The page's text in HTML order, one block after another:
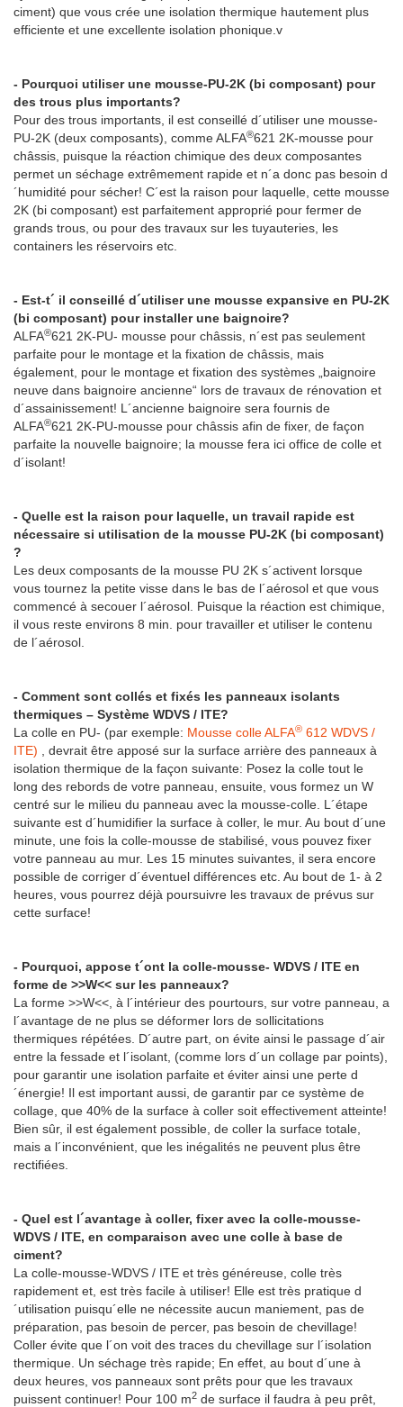
ciment) que vous crée une isolation thermique hautement plus
efficiente et une excellente isolation phonique.v
- Pourquoi utiliser une mousse-PU-2K (bi composant) pour
des trous plus importants?
Pour des trous importants, il est conseillé d´utiliser une mousse-
PU-2K (deux composants), comme ALFA®621 2K-mousse pour
châssis, puisque la réaction chimique des deux composantes
permet un séchage extrêmement rapide et n´a donc pas besoin d
´humidité pour sécher! C´est la raison pour laquelle, cette mousse
2K (bi composant) est parfaitement approprié pour fermer de
grands trous, ou pour des travaux sur les tuyauteries, les
containers les réservoirs etc.
- Est-t´ il conseillé d´utiliser une mousse expansive en PU-2K
(bi composant) pour installer une baignoire?
ALFA®621 2K-PU- mousse pour châssis, n´est pas seulement
parfaite pour le montage et la fixation de châssis, mais
également, pour le montage et fixation des systèmes „baignoire
neuve dans baignoire ancienne“ lors de travaux de rénovation et
d´assainissement! L´ancienne baignoire sera fournis de
ALFA®621 2K-PU-mousse pour châssis afin de fixer, de façon
parfaite la nouvelle baignoire; la mousse fera ici office de colle et
d´isolant!
- Quelle est la raison pour laquelle, un travail rapide est
nécessaire si utilisation de la mousse PU-2K (bi composant)
?
Les deux composants de la mousse PU 2K s´activent lorsque
vous tournez la petite visse dans le bas de l´aérosol et que vous
commencé à secouer l´aérosol. Puisque la réaction est chimique,
il vous reste environs 8 min. pour travailler et utiliser le contenu
de l´aérosol.
- Comment sont collés et fixés les panneaux isolants
thermiques – Système WDVS / ITE?
La colle en PU- (par exemple: Mousse colle ALFA® 612 WDVS /
ITE)
, devrait être apposé sur la surface arrière des panneaux à
isolation thermique de la façon suivante: Posez la colle tout le
long des rebords de votre panneau, ensuite, vous formez un W
centré sur le milieu du panneau avec la mousse-colle. L´étape
suivante est d´humidifier la surface à coller, le mur. Au bout d´une
minute, une fois la colle-mousse de stabilisé, vous pouvez fixer
votre panneau au mur. Les 15 minutes suivantes, il sera encore
possible de corriger d´éventuel différences etc. Au bout de 1- à 2
heures, vous pourrez déjà poursuivre les travaux de prévus sur
cette surface!
- Pourquoi, appose t´ont la colle-mousse- WDVS / ITE en
forme de >>W<< sur les panneaux?
La forme >>W<<, à l´intérieur des pourtours, sur votre panneau, a
l´avantage de ne plus se déformer lors de sollicitations
thermiques répétées. D´autre part, on évite ainsi le passage d´air
entre la fessade et l´isolant, (comme lors d´un collage par points),
pour garantir une isolation parfaite et éviter ainsi une perte d
´énergie! Il est important aussi, de garantir par ce système de
collage, que 40% de la surface à coller soit effectivement atteinte!
Bien sûr, il est également possible, de coller la surface totale,
mais a l´inconvénient, que les inégalités ne peuvent plus être
rectifiées.
- Quel est l´avantage à coller, fixer avec la colle-mousse-
WDVS / ITE, en comparaison avec une colle à base de
ciment?
La colle-mousse-WDVS / ITE et très généreuse, colle très
rapidement et, est très facile à utiliser! Elle est très pratique d
´utilisation puisqu´elle ne nécessite aucun maniement, pas de
préparation, pas besoin de percer, pas besoin de chevillage!
Coller évite que l´on voit des traces du chevillage sur l´isolation
thermique. Un séchage très rapide; En effet, au bout d´une à
deux heures, vos panneaux sont prêts pour que les travaux
puissent continuer! Pour 100 m2 de surface il faudra à peu prêt,